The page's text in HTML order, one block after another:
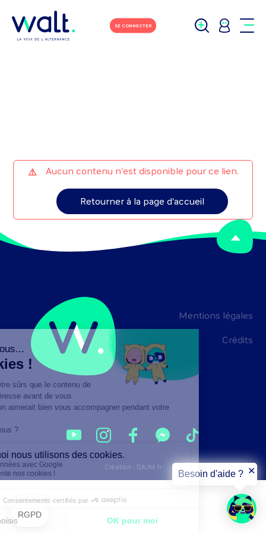
SE CONNECTER
M'écrire
Aucun contenu n'est disponible pour ce lien.
Retourner à la page d'accueil
Création : DAJM.fr
Mentions légales
Crédits
Besoin d'aide ? ✕